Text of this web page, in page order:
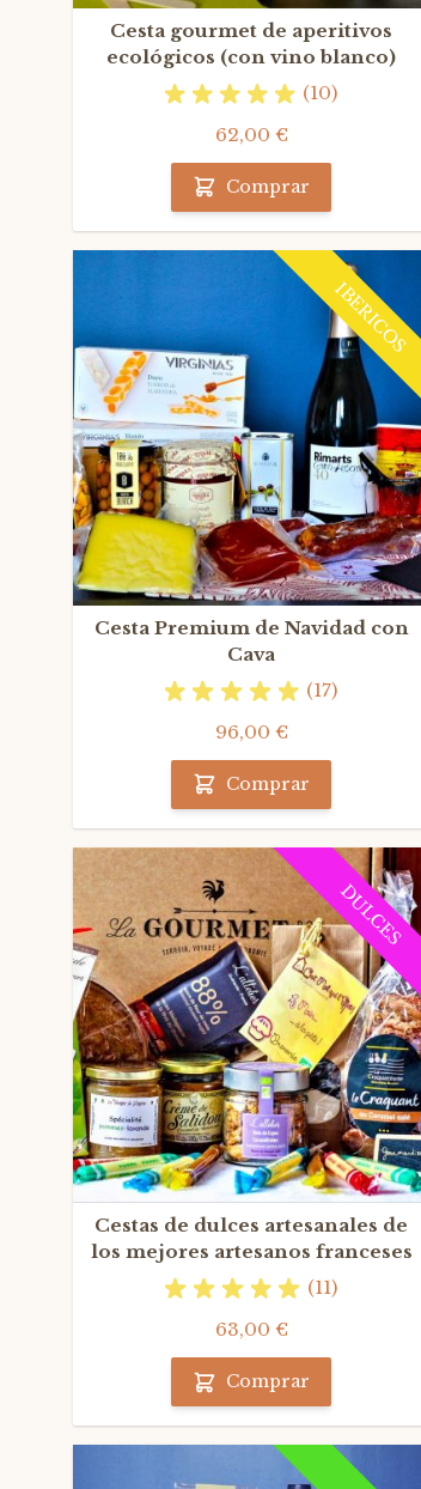
Cesta gourmet de aperitivos
ecológicos (con vino blanco)
(10)
62,00 €
Comprar
IBERICOS
Cesta Premium de Navidad con
Cava
(17)
96,00 €
Comprar
DULCES
Cestas de dulces artesanales de
los mejores artesanos franceses
(11)
63,00 €
Comprar